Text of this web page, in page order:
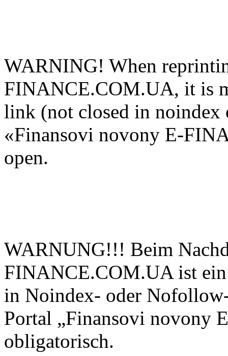
WARNING! When
FINANCE.COM.UA, it is
link (not closed in
«Finansovi novony E-
open.
WARNUNG!!! Beim
FINANCE.COM.UA ist
in Noindex- oder
Portal „Finansovi novony
obligatorisch.